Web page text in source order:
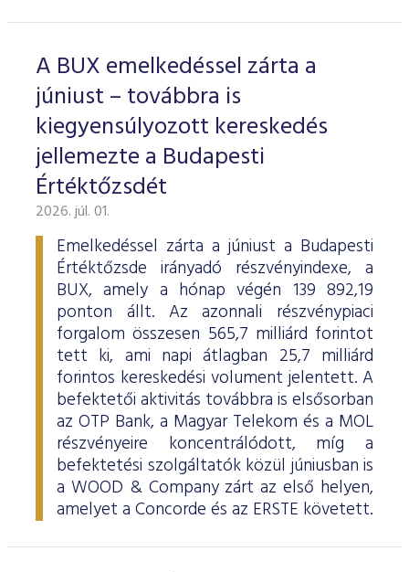
A BUX emelkedéssel zárta a
júniust – továbbra is
kiegyensúlyozott kereskedés
jellemezte a Budapesti
Értéktőzsdét
2026. júl. 01.
Emelkedéssel zárta a júniust a Budapesti
Értéktőzsde irányadó részvényindexe, a
BUX, amely a hónap végén 139 892,19
ponton állt. Az azonnali részvénypiaci
forgalom összesen 565,7 milliárd forintot
tett ki, ami napi átlagban 25,7 milliárd
forintos kereskedési volument jelentett. A
befektetői aktivitás továbbra is elsősorban
az OTP Bank, a Magyar Telekom és a MOL
részvényeire koncentrálódott, míg a
befektetési szolgáltatók közül júniusban is
a WOOD & Company zárt az első helyen,
amelyet a Concorde és az ERSTE követett.